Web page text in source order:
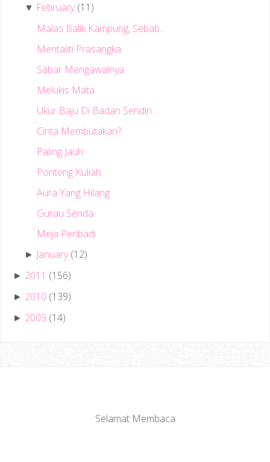
▼ February (11)
Malas Balik Kampung, Sebab...
Mentaliti Prasangka
Sabar Mengawalnya
Melukis Mata
Ukur Baju Di Badan Sendiri
Cinta Membutakan?
Paling Jauh
Ponteng Kuliah
Aura Yang Hilang
Gurau Senda
Meja Peribadi
► January (12)
► 2011 (156)
► 2010 (139)
► 2009 (14)
Selamat Membaca